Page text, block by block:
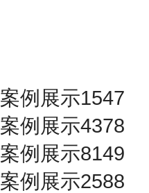
案例展示1547
案例展示4378
案例展示8149
案例展示2588